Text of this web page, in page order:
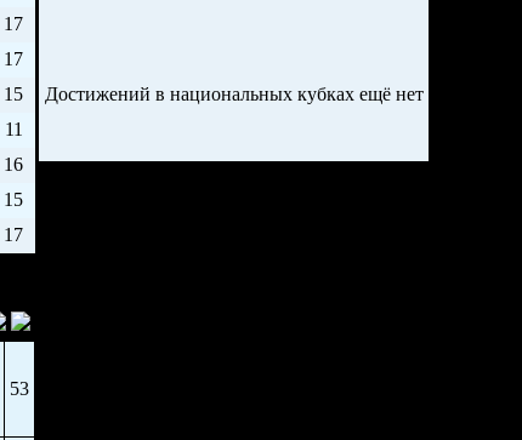
17
17
15
11
16
15
17
Достижений в национальных кубках ещё нет
53